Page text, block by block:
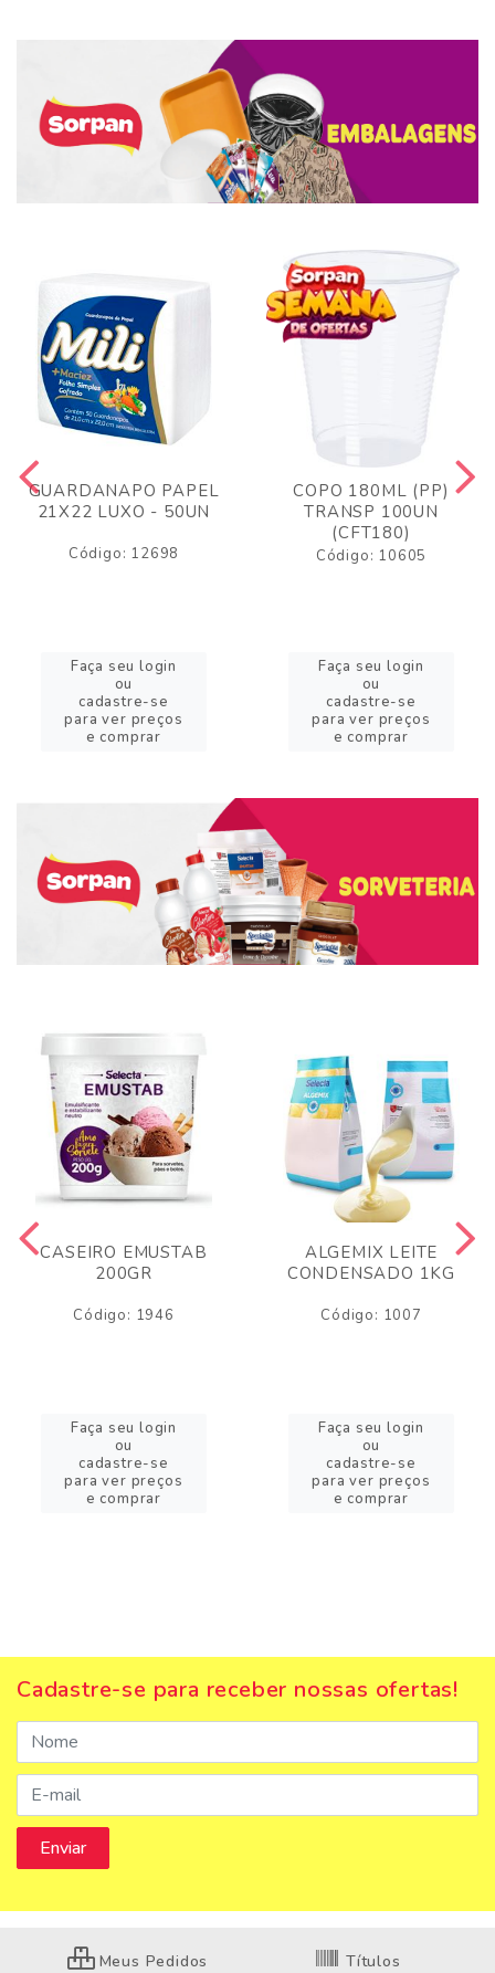
GUARDANAPO PAPEL
21X22 LUXO - 50UN
Código: 12698
Faça seu login
ou
cadastre-se
para ver preços
e comprar
COPO 180ML (PP)
TRANSP 100UN
(CFT180)
Código: 10605
Faça seu login
ou
cadastre-se
para ver preços
e comprar
CASEIRO EMUSTAB
200GR
Código: 1946
Faça seu login
ou
cadastre-se
para ver preços
e comprar
ALGEMIX LEITE
CONDENSADO 1KG
Código: 1007
Faça seu login
ou
cadastre-se
para ver preços
e comprar
Cadastre-se para receber nossas ofertas!
Meus Pedidos Títulos